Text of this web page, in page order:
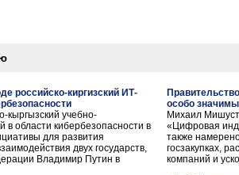
российско-киргизский ИТ-
кыргызский учебно-
в области кибербезопасности в
для развития
двух государств,
Владимир Путин в
особо
Михаил
«Цифровая
также
госзакупках,
компаний и